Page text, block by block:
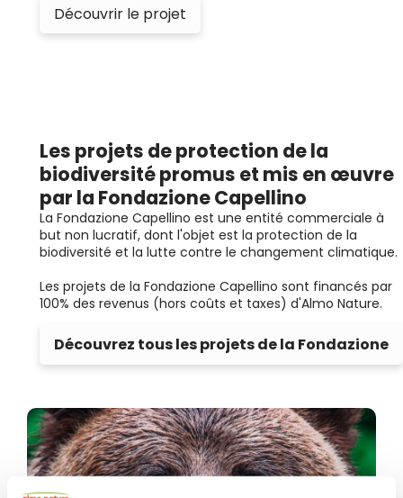
Découvrir le projet
Les projets de protection de la
biodiversité promus et mis en œuvre
par la Fondazione Capellino
La Fondazione Capellino est une entité commerciale à
but non lucratif, dont l'objet est la protection de la
biodiversité et la lutte contre le changement climatique.
Les projets de la Fondazione Capellino sont financés par
100% des revenus (hors coûts et taxes) d'Almo Nature.
Découvrez tous les projets de la Fondazione